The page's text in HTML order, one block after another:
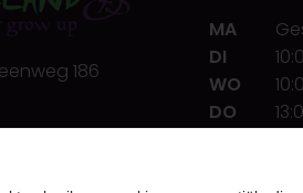
186
MA
DI
WO
DO